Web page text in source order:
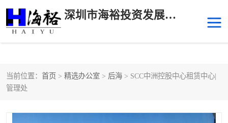
深圳市海裕投资发展有限公司
当前位置： 首页 > 精选办公室 > 后海 > SCC中洲控股中心租赁中心|
管理处
后海
科技园中区 南山华侨城